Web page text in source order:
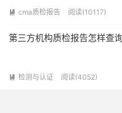
 cma质检报告 阅读(10117)
第三方机构质检报告怎样查
 检测与认证 阅读(4052)